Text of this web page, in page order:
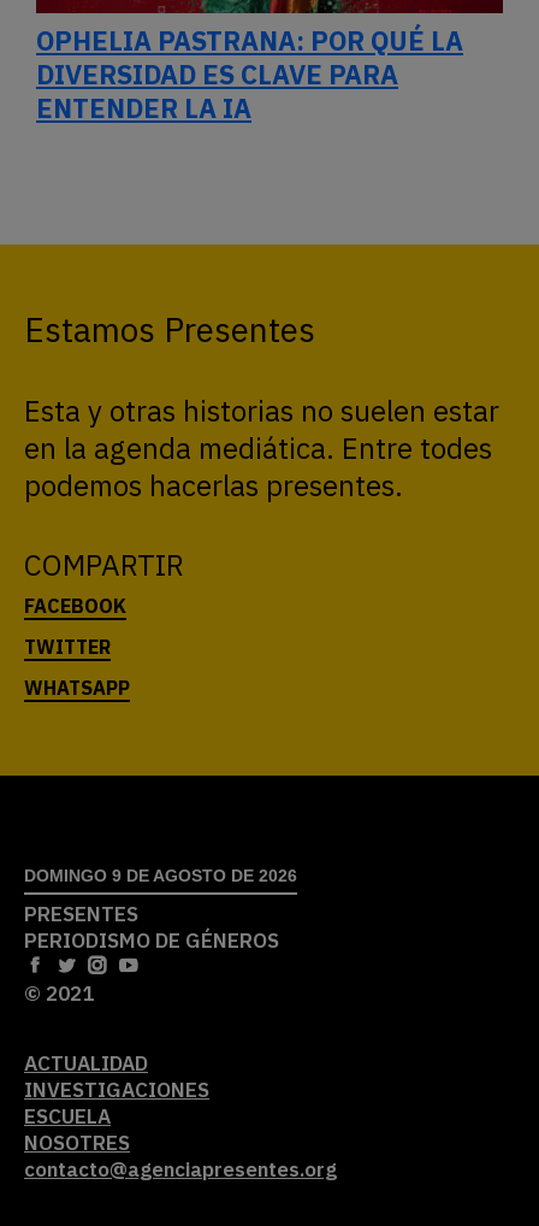
OPHELIA PASTRANA: POR QUÉ LA
DIVERSIDAD ES CLAVE PARA
ENTENDER LA IA
Estamos Presentes
Esta y otras historias no suelen estar
en la agenda mediática. Entre todes
podemos hacerlas presentes.
COMPARTIR
DOMINGO 9 DE AGOSTO DE 2026
PRESENTES
PERIODISMO DE GÉNEROS
© 2021
ACTUALIDAD
INVESTIGACIONES
ESCUELA
NOSOTRES
contacto@agenciapresentes.org